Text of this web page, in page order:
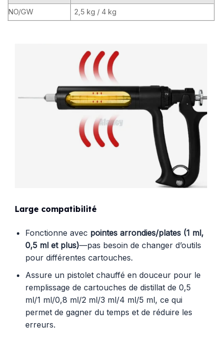
NO/GW 2,5 kg / 4 kg
Large compatibilité
Fonctionne avec pointes arrondies/plates (1 ml,
0,5 ml et plus)—pas besoin de changer d’outils
pour différentes cartouches.
Assure un pistolet chauffé en douceur pour le
remplissage de cartouches de distillat de 0,5
ml/1 ml/0,8 ml/2 ml/3 ml/4 ml/5 ml, ce qui
permet de gagner du temps et de réduire les
erreurs.